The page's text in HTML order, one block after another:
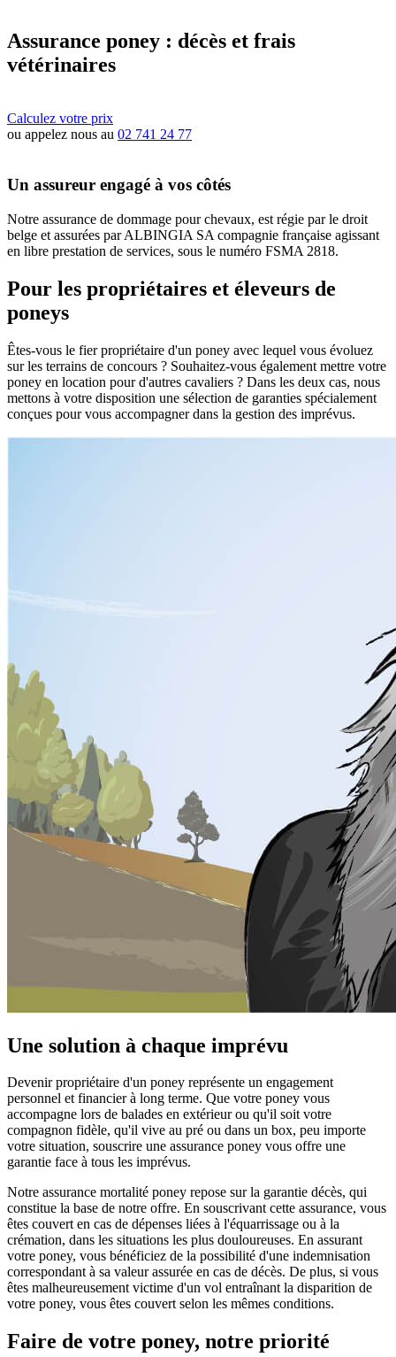
Assurance poney : décès et frais
vétérinaires
Calculez votre prix
ou appelez nous au 02 741 24 77
Un assureur engagé à vos côtés
Notre assurance de dommage pour chevaux, est régie par le droit
belge et assurées par ALBINGIA SA compagnie française agissant
en libre prestation de services, sous le numéro FSMA 2818.
Pour les propriétaires et éleveurs de
poneys
Êtes-vous le fier propriétaire d'un poney avec lequel vous évoluez
sur les terrains de concours ? Souhaitez-vous également mettre votre
poney en location pour d'autres cavaliers ? Dans les deux cas, nous
mettons à votre disposition une sélection de garanties spécialement
conçues pour vous accompagner dans la gestion des imprévus.
Une solution à chaque imprévu
Devenir propriétaire d'un poney représente un engagement
personnel et financier à long terme. Que votre poney vous
accompagne lors de balades en extérieur ou qu'il soit votre
compagnon fidèle, qu'il vive au pré ou dans un box, peu importe
votre situation, souscrire une assurance poney vous offre une
garantie face à tous les imprévus.
Notre assurance mortalité poney repose sur la garantie décès, qui
constitue la base de notre offre. En souscrivant cette assurance, vous
êtes couvert en cas de dépenses liées à l'équarrissage ou à la
crémation, dans les situations les plus douloureuses. En assurant
votre poney, vous bénéficiez de la possibilité d'une indemnisation
correspondant à sa valeur assurée en cas de décès. De plus, si vous
êtes malheureusement victime d'un vol entraînant la disparition de
votre poney, vous êtes couvert selon les mêmes conditions.
Faire de votre poney, notre priorité